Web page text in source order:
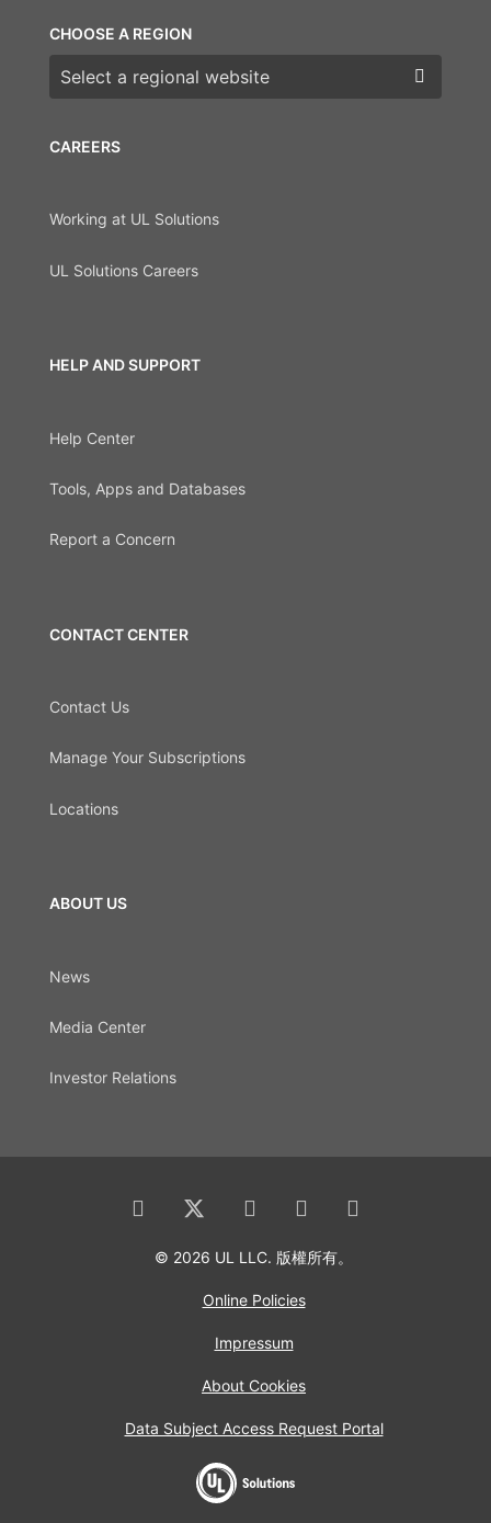
CAREERS
Working at UL Solutions
UL Solutions Careers
HELP AND SUPPORT
Help Center
Tools, Apps and Databases
Report a Concern
CONTACT CENTER
Contact Us
Manage Your Subscriptions
Locations
ABOUT US
News
Media Center
Investor Relations
CHOOSE A REGION
Choose a region
© 2026 UL LLC. 版權所有。
Online Policies
Impressum
About Cookies
Data Subject Access Request Portal